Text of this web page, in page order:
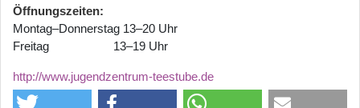
Öffnungszeiten
Montag–Donnerstag 13–20 Uhr
Freitag 13–19 Uhr
http://www.jugendzentrum-teestube.de